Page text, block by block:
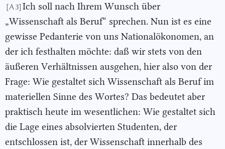
[A 3] Ich soll nach Ihrem Wunsch über
„Wissenschaft als Beruf“ sprechen. Nun ist es eine
gewisse Pedanterie von uns Nationalökonomen, an
der ich festhalten möchte: daß wir stets von den
äußeren Verhältnissen ausgehen, hier also von der
Frage: Wie gestaltet sich Wissenschaft als Beruf im
materiellen Sinne des Wortes? Das bedeutet aber
praktisch heute im wesentlichen: Wie gestaltet sich
die Lage eines absolvierten Studenten, der
entschlossen ist, der Wissenschaft innerhalb des